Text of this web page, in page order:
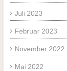
Juli 2023
Februar 2023
November 2022
Mai 2022